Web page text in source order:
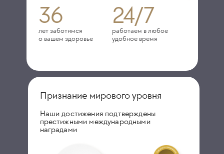
36
лет заботимся
о вашем здоровье
24/7
работаем в любое
удобное время
Признание мирового уровня
Наши достижения подтверждены
престижными международными
наградами